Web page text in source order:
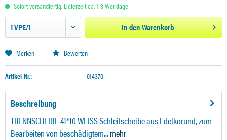
Sofort versandfertig, Lieferzeit ca. 1-3 Werktage
In denWarenkorb
Merken Bewerten
Artikel-Nr.: 014370
Beschreibung
TRENNSCHEIBE 41*10 WEISS Schleifscheibe aus Edelkorund, zum
Bearbeiten von beschädigtem...mehr